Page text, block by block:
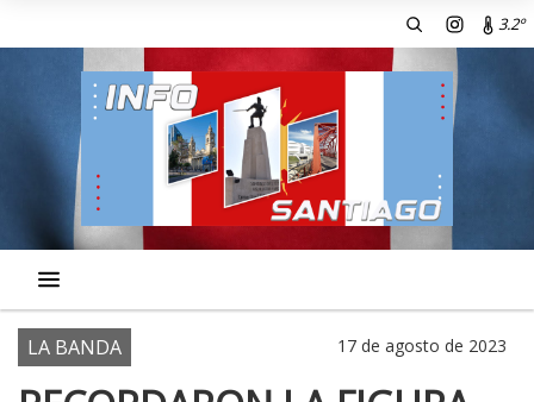
3.2º
LA BANDA 17 de agosto de 2023